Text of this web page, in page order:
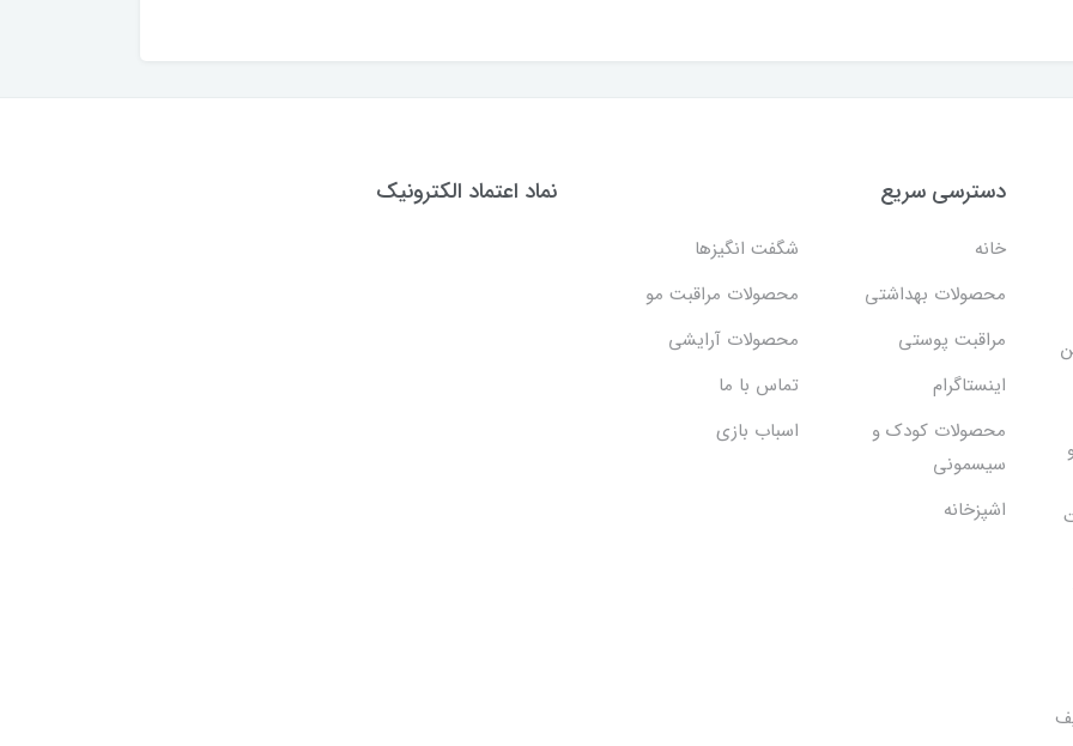
دسترسی سریع
خانه
شگفت انگيزها
محصولات بهداشتي
محصولات مراقبت مو
مراقبت پوستی
محصولات آرایشی
اینستاگرام
تماس با ما
محصولات کودک و
سیسمونی
اسباب بازی
اشپزخانه
نماد اعتماد الکترونیک